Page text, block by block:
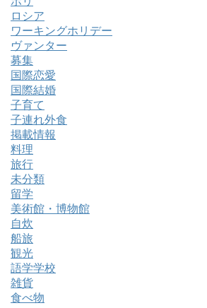
ロシア
ワーキングホリデー
ヴァンター
募集
国際恋愛
国際結婚
子育て
子連れ外食
掲載情報
料理
旅行
未分類
留学
美術館・博物館
自炊
船旅
観光
語学学校
雑貨
食べ物